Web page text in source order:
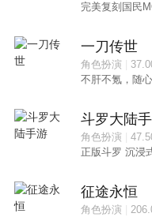
完美复刻国民
一刀传世
角色扮演|
不肝不氪，随
斗罗大陆
角色扮演|
正版斗罗 沉浸
征途永恒
角色扮演|